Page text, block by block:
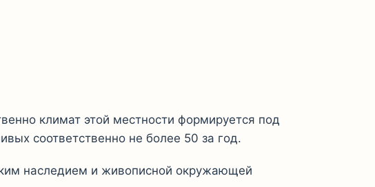
климат этой местности формируется под
соответственно не более 50 за год.
наследием и живописной окружающей